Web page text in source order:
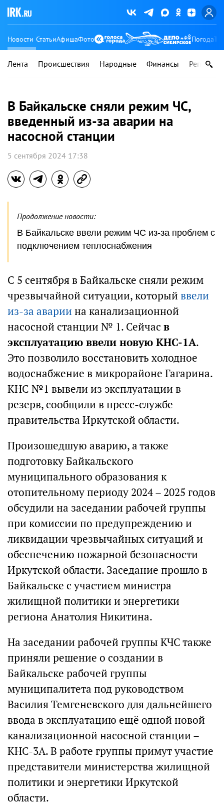
Новости СтатьиАфишаФото Погода
Лента Происшествия Народные Финансы Регионы
В Байкальске сняли режим ЧС,
введенный из-за аварии на
насосной станции
5 сентября 2024 17:38
Продолжение новости:
В Байкальске ввели режим ЧС из-за проблем с
подключением теплоснабжения
С 5 сентября в Байкальске сняли режим
чрезвычайной ситуации, который ввели
из-за аварии на канализационной
насосной станции № 1. Сейчас в
эксплуатацию ввели новую КНС-1А.
Это позволило восстановить холодное
водоснабжение в микрорайоне Гагарина.
КНС №1 вывели из эксплуатации в
резерв, сообщили в пресс-службе
правительства Иркутской области.
Произошедшую аварию, а также
подготовку Байкальского
муниципального образования к
отопительному периоду 2024 – 2025 годов
обсудили на заседании рабочей группы
при комиссии по предупреждению и
ликвидации чрезвычайных ситуаций и
обеспечению пожарной безопасности
Иркутской области. Заседание прошло в
Байкальске с участием министра
жилищной политики и энергетики
региона Анатолия Никитина.
На заседании рабочей группы КЧС также
приняли решение о создании в
Байкальске рабочей группы
муниципалитета под руководством
Василия Темгеневского для дальнейшего
ввода в эксплуатацию ещё одной новой
канализационной насосной станции –
КНС-3А. В работе группы примут участие
представители министерства жилищной
политики и энергетики Иркутской
области.